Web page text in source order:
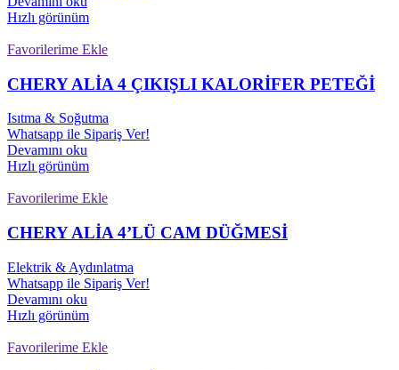
Hızlı görünüm
Favorilerime Ekle
CHERY ALİA 4 ÇIKIŞLI KALORİFER PETEĞİ
Isıtma & Soğutma
Whatsapp ile Sipariş Ver!
Devamını oku
Hızlı görünüm
Favorilerime Ekle
CHERY ALİA 4’LÜ CAM DÜĞMESİ
Elektrik & Aydınlatma
Whatsapp ile Sipariş Ver!
Devamını oku
Hızlı görünüm
Favorilerime Ekle